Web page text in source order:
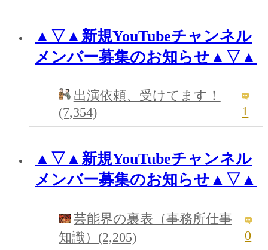
▲▽▲新規YouTubeチャンネル
メンバー募集のお知らせ▲▽▲
出演依頼、受けてます！
(7,354)
1
▲▽▲新規YouTubeチャンネル
メンバー募集のお知らせ▲▽▲
芸能界の裏表（事務所仕事
知識）(2,205)
0